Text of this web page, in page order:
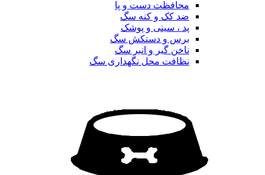
محافظت دست و پا
ضد کک و کنه سگ
پد ، سینی و پوشک
برس و دستکش سگ
ناخن گیر و انبر سگ
نظافت محل نگهداری سگ